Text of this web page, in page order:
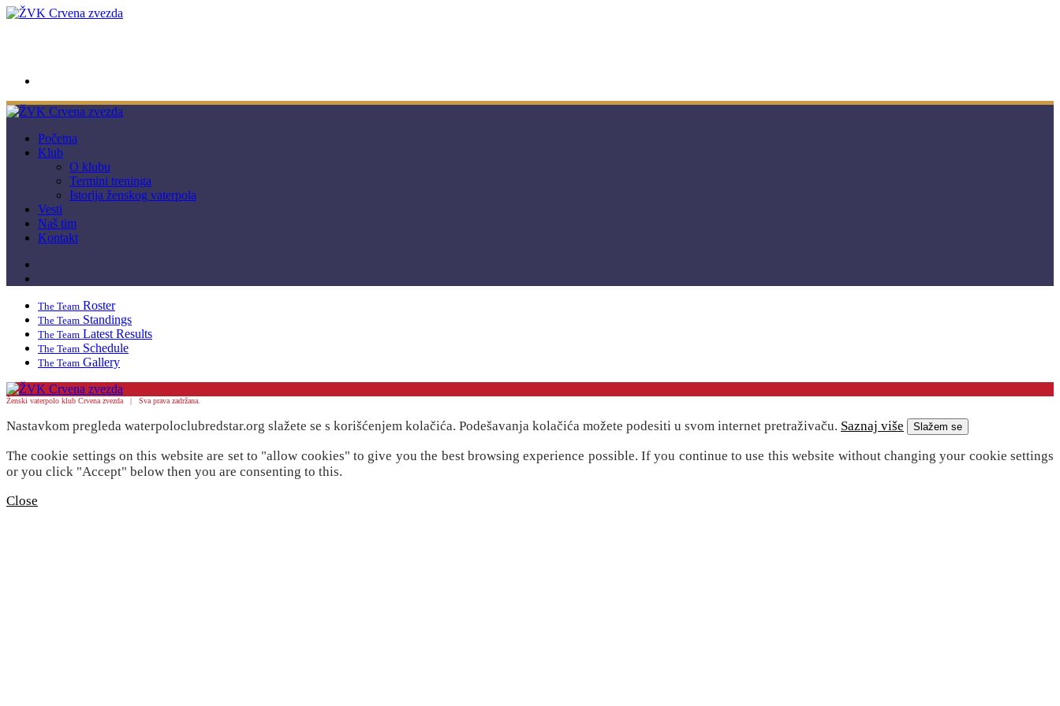
Početna
Klub
O klubu
Termini treninga
Istorija ženskog vaterpola
Vesti
Naš tim
Kontakt
The Team Roster
The Team Standings
The Team Latest Results
The Team Schedule
The Team Gallery
Ženski vaterpolo klub Crvena zvezda | Sva prava zadržana.
Nastavkom pregleda waterpoloclubredstar.org slažete se s korišćenjem kolačića. Podešavanja kolačića možete podesiti u svom internet pretraživaču. Saznaj više Slažem se
The cookie settings on this website are set to "allow cookies" to give you the best browsing experience possible. If you continue to use this website without changing your cookie settings
or you click "Accept" below then you are consenting to this.
Close